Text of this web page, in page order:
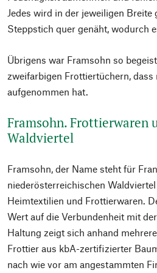
Jedes wird in der jeweiligen
Steppstich quer genäht, wodurch
Übrigens war Framsohn so
zweifarbigen Frottiertüchern,
aufgenommen hat.
Framsohn. Frottierwaren
Waldviertel
Framsohn, der Name steht für
niederösterreichischen
Heimtextilien und Frottierwaren.
Wert auf die Verbundenheit mit
Haltung zeigt sich anhand
Frottier aus kbA-zertifizierter
nach wie vor am angestammten